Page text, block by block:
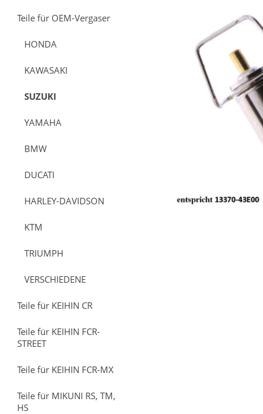
Teile für OEM-Vergaser
HONDA
KAWASAKI
SUZUKI
YAMAHA
BMW
DUCATI
HARLEY-DAVIDSON
KTM
TRIUMPH
VERSCHIEDENE
Teile für KEIHIN CR
Teile für KEIHIN FCR-
STREET
Teile für KEIHIN FCR-MX
Teile für MIKUNI RS, TM,
HS